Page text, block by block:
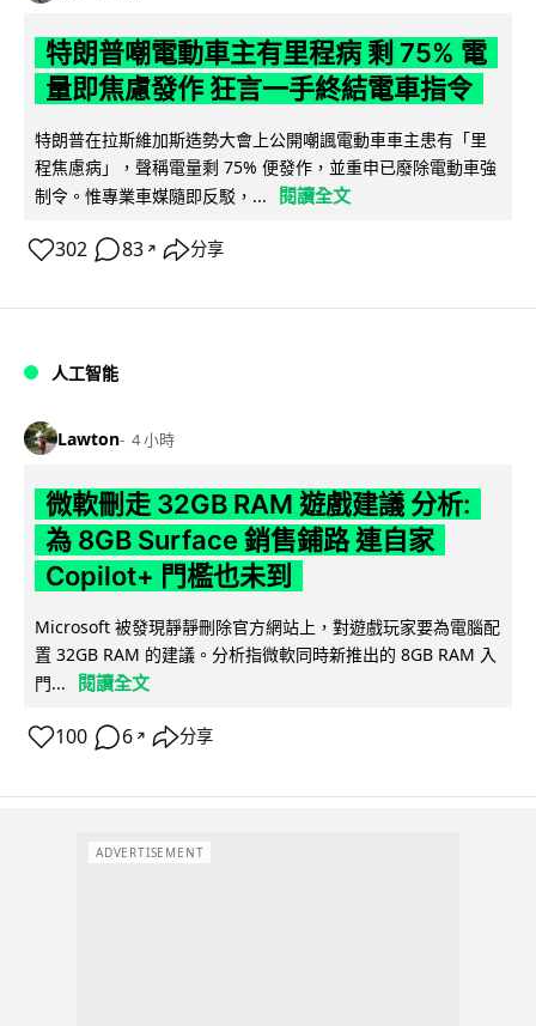
特朗普嘲電動車主有里程病 剩 75% 電
量即焦慮發作 狂言一手終結電車指令
特朗普在拉斯維加斯造勢大會上公開嘲諷電動車車主患有「里
程焦慮病」，聲稱電量剩 75% 便發作，並重申已廢除電動車強
制令。惟專業車媒隨即反駁，...
閱讀全文
302 83 ↗ 分享
人工智能
Lawton 4 小時
微軟刪走 32GB RAM 遊戲建議 分析:
為 8GB Surface 銷售鋪路 連自家
Copilot+ 門檻也未到
Microsoft 被發現靜靜刪除官方網站上，對遊戲玩家要為電腦配
置 32GB RAM 的建議。分析指微軟同時新推出的 8GB RAM 入
門...
閱讀全文
100 6 ↗ 分享
ADVERTISEMENT